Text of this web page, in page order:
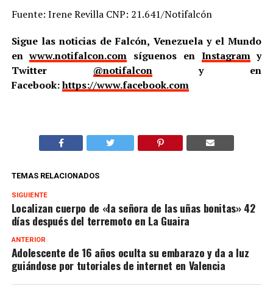
Fuente: Irene Revilla CNP: 21.641/Notifalcón
Sigue las noticias de Falcón, Venezuela y el Mundo
enwww.notifalcon.com síguenos en Instagramy
Twitter @notifalcony en
Facebook:https://www.facebook.com
TEMAS RELACIONADOS
SIGUIENTE
Localizan cuerpo de «la señora de las uñas bonitas» 42
días después del terremoto en La Guaira
ANTERIOR
Adolescente de 16 años oculta su embarazo y da a luz
guiándose por tutoriales de internet en Valencia